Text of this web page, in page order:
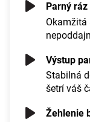
Parný
Výstup
Stabilná
šetrí váš
Žehlenie